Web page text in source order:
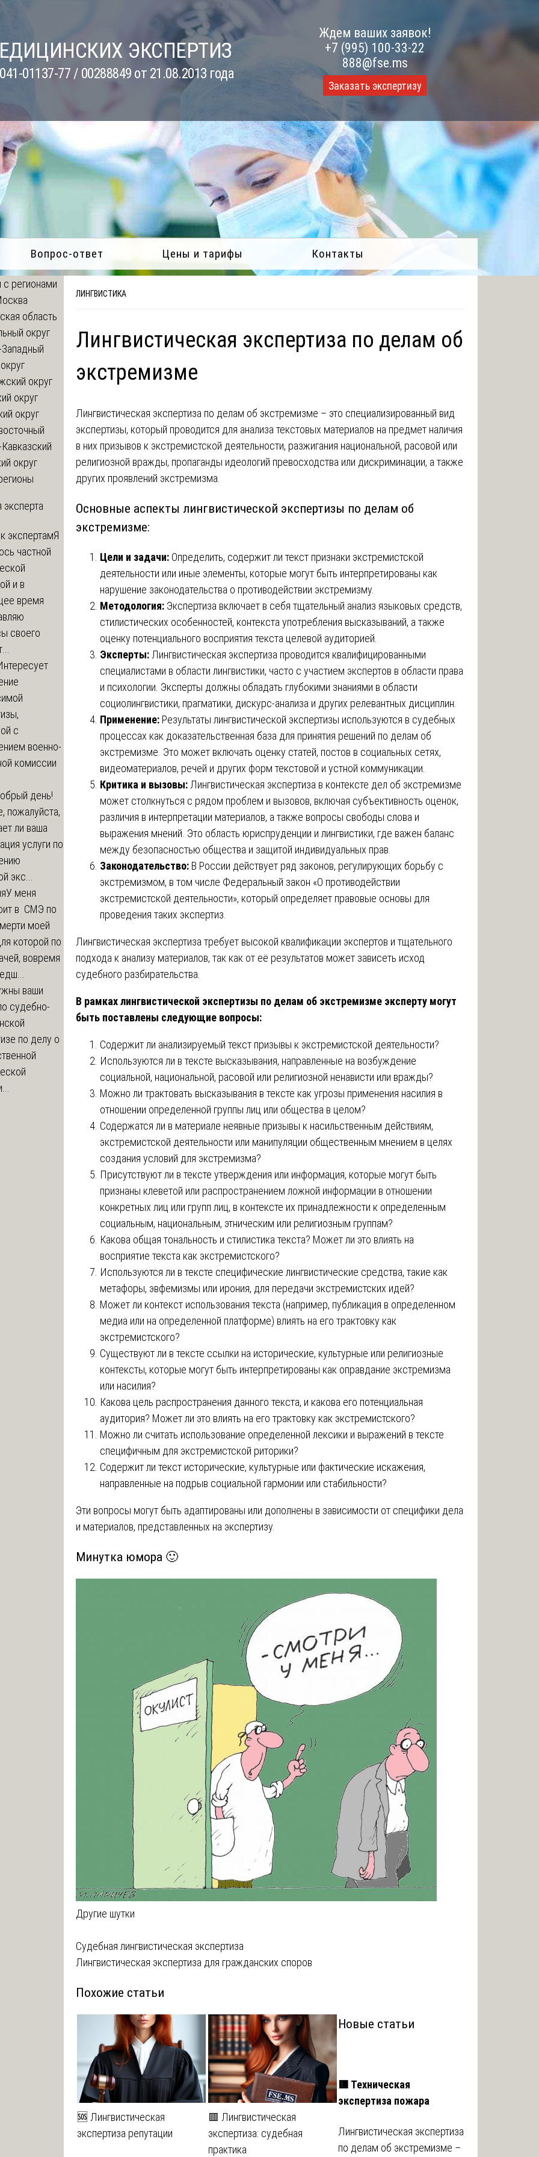
ЭКСПЕРТИЗ
01137-77 / 00288849 от 21.08.2013 года
Ждем ваших заявок!
+7 (995) 100-33-22
888@fse.ms
Заказать экспертизу
Вопрос-ответ Цены и тарифы Контакты
ЛИНГВИСТИКА
Лингвистическая экспертиза по делам об
экстремизме
Лингвистическая экспертиза по делам об экстремизме – это специализированный вид
экспертизы, который проводится для анализа текстовых материалов на предмет наличия
в них призывов к экстремистской деятельности, разжигания национальной, расовой или
религиозной вражды, пропаганды идеологий превосходства или дискриминации, а также
других проявлений экстремизма.
Основные аспекты лингвистической экспертизы по делам об
экстремизме:
Цели и задачи: Определить, содержит ли текст признаки экстремистской
деятельности или иные элементы, которые могут быть интерпретированы как
нарушение законодательства о противодействии экстремизму.
Методология: Экспертиза включает в себя тщательный анализ языковых средств,
стилистических особенностей, контекста употребления высказываний, а также
оценку потенциального восприятия текста целевой аудиторией.
Эксперты: Лингвистическая экспертиза проводится квалифицированными
специалистами в области лингвистики, часто с участием экспертов в области права
и психологии. Эксперты должны обладать глубокими знаниями в области
социолингвистики, прагматики, дискурс-анализа и других релевантных дисциплин.
Применение: Результаты лингвистической экспертизы используются в судебных
процессах как доказательственная база для принятия решений по делам об
экстремизме. Это может включать оценку статей, постов в социальных сетях,
видеоматериалов, речей и других форм текстовой и устной коммуникации.
Критика и вызовы: Лингвистическая экспертиза в контексте дел об экстремизме
может столкнуться с рядом проблем и вызовов, включая субъективность оценок,
различия в интерпретации материалов, а также вопросы свободы слова и
выражения мнений. Это область юриспруденции и лингвистики, где важен баланс
между безопасностью общества и защитой индивидуальных прав.
Законодательство: В России действует ряд законов, регулирующих борьбу с
экстремизмом, в том числе Федеральный закон «О противодействии
экстремистской деятельности», который определяет правовые основы для
проведения таких экспертиз.
Лингвистическая экспертиза требует высокой квалификации экспертов и тщательного
подхода к анализу материалов, так как от её результатов может зависеть исход
судебного разбирательства.
В рамках лингвистической экспертизы по делам об экстремизме эксперту могут
быть поставлены следующие вопросы:
Содержит ли анализируемый текст призывы к экстремистской деятельности?
Используются ли в тексте высказывания, направленные на возбуждение
социальной, национальной, расовой или религиозной ненависти или вражды?
Можно ли трактовать высказывания в тексте как угрозы применения насилия в
отношении определенной группы лиц или общества в целом?
Содержатся ли в материале неявные призывы к насильственным действиям,
экстремистской деятельности или манипуляции общественным мнением в целях
создания условий для экстремизма?
Присутствуют ли в тексте утверждения или информация, которые могут быть
признаны клеветой или распространением ложной информации в отношении
конкретных лиц или групп лиц, в контексте их принадлежности к определенным
социальным, национальным, этническим или религиозным группам?
Какова общая тональность и стилистика текста? Может ли это влиять на
восприятие текста как экстремистского?
Используются ли в тексте специфические лингвистические средства, такие как
метафоры, эвфемизмы или ирония, для передачи экстремистских идей?
Может ли контекст использования текста (например, публикация в определенном
медиа или на определенной платформе) влиять на его трактовку как
экстремистского?
Существуют ли в тексте ссылки на исторические, культурные или религиозные
контексты, которые могут быть интерпретированы как оправдание экстремизма
или насилия?
Какова цель распространения данного текста, и какова его потенциальная
аудитория? Может ли это влиять на его трактовку как экстремистского?
Можно ли считать использование определенной лексики и выражений в тексте
специфичным для экстремистской риторики?
Содержит ли текст исторические, культурные или фактические искажения,
направленные на подрыв социальной гармонии или стабильности?
Эти вопросы могут быть адаптированы или дополнены в зависимости от специфики дела
и материалов, представленных на экспертизу.
Минутка юмора 🙂
Другие шутки
Навигация
записям
Судебная лингвистическая экспертиза
Лингвистическая экспертиза для гражданских споров
Похожие статьи
🆘 Лингвистическая
экспертиза репутации
🟥 Лингвистическая
экспертиза: судебная
практика
Новые статьи
🟥 Техническая
экспертиза пожара
Лингвистическая экспертиза
по делам об экстремизме –
регионами
область
округ
округ
округ
округ
округ
эксперта
экспертамЯ
частной
и в
время
своего
с
военно-
комиссии
день!
пожалуйста,
ли ваша
услуги по
экс...
У меня
в СМЭ по
моей
которой по
вовремя
ваши
судебно-
по делу о